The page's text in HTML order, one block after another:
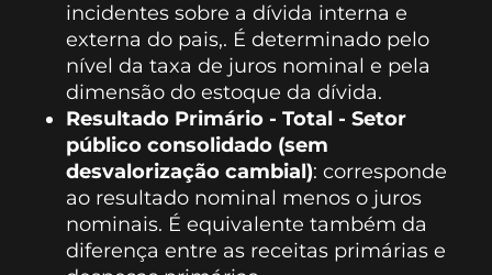
incidentes sobre a dívida interna e
externa do pais,. É determinado pelo
nível da taxa de juros nominal e pela
dimensão do estoque da dívida.
Resultado Primário - Total - Setor
público consolidado (sem
desvalorização cambial): corresponde
ao resultado nominal menos o juros
nominais. É equivalente também da
diferença entre as receitas primárias e